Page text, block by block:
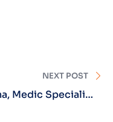
NEXT POST
Medic Specialist